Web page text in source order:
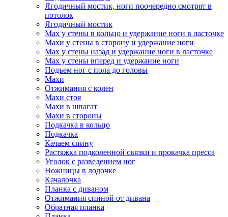
Ягодичный мостик, ноги поочередно смотрят в
потолок
Ягодичный мостик
Мах у стены в кольцо и удержание ноги в ласточке
Махи у стены в сторону и удержание ноги
Мах у стены назад и удержание ноги в ласточке
Мах у стены вперед и удержание ноги
Подъем ног с пола до головы
Махи
Отжимания с колен
Махи стоя
Махи в шпагат
Махи в стороны
Подкачка в кольцо
Подкачка
Качаем спину
Растяжка подколенной связки и прокачка пресса
Уголок с разведением ног
Ножницы в лодочке
Качалочка
Планка с диваном
Отжимания спиной от дивана
Обратная планка